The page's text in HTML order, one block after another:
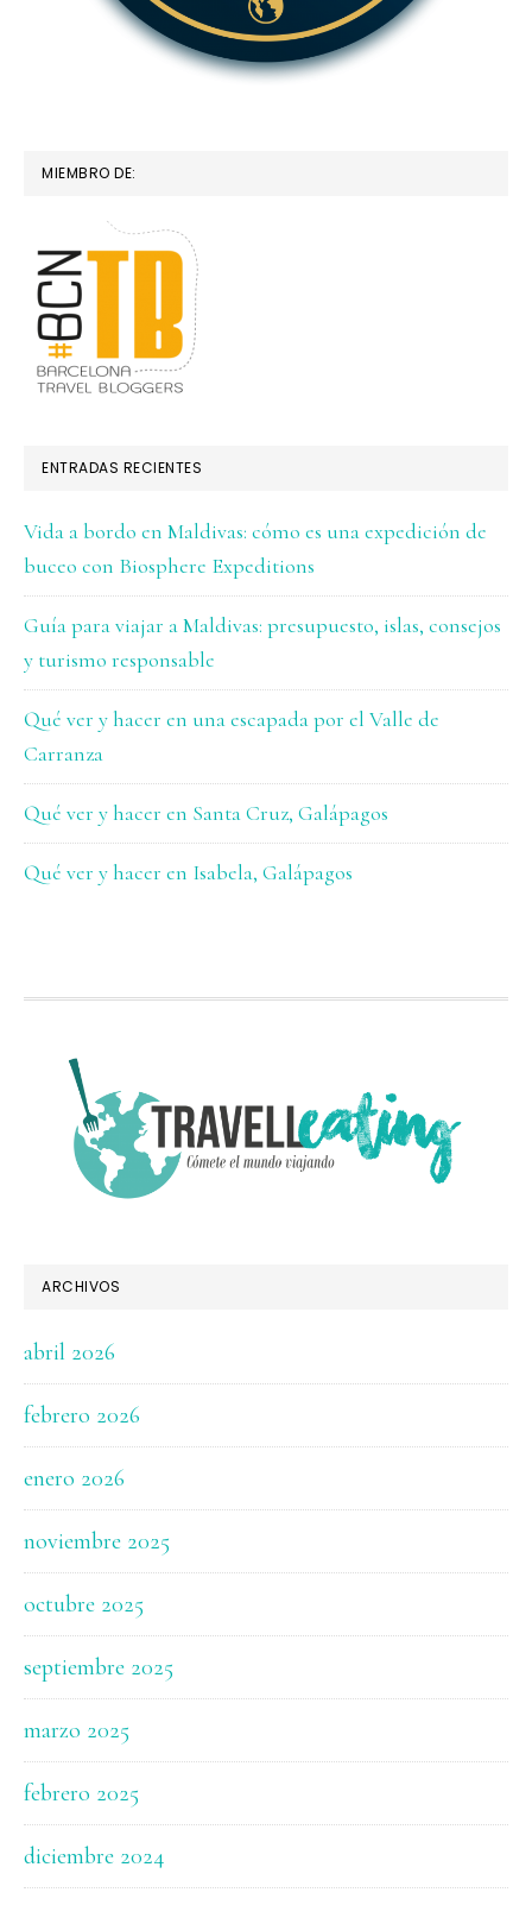
MIEMBRO DE:
ENTRADAS RECIENTES
Vida a bordo en Maldivas: cómo es una expedición de
buceo con Biosphere Expeditions
Guía para viajar a Maldivas: presupuesto, islas, consejos
y turismo responsable
Qué ver y hacer en una escapada por el Valle de
Carranza
Qué ver y hacer en Santa Cruz, Galápagos
Qué ver y hacer en Isabela, Galápagos
FOOTER
ARCHIVOS
abril 2026
febrero 2026
enero 2026
noviembre 2025
octubre 2025
septiembre 2025
marzo 2025
febrero 2025
diciembre 2024